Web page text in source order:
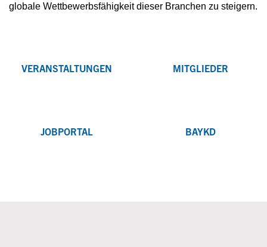
globale Wettbewerbsfähigkeit dieser Branchen zu steigern.
VERANSTALTUNGEN MITGLIEDER
JOBPORTAL BAYKD